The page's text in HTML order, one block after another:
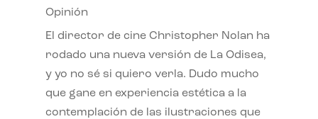
Opinión
El director de cine Christopher Nolan ha
rodado una nueva versión de La Odisea,
y yo no sé si quiero verla. Dudo mucho
que gane en experiencia estética a la
contemplación de las ilustraciones que